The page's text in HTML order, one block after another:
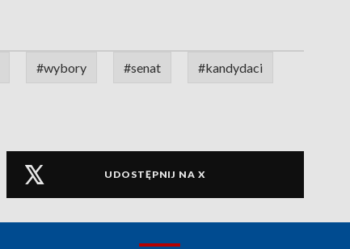
#wybory #senat #kandydaci
UDOSTĘPNIJ NA X